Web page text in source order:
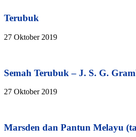
Terubuk
27 Oktober 2019
Semah Terubuk – J. S. G.
27 Oktober 2019
Marsden dan Pantun Melayu